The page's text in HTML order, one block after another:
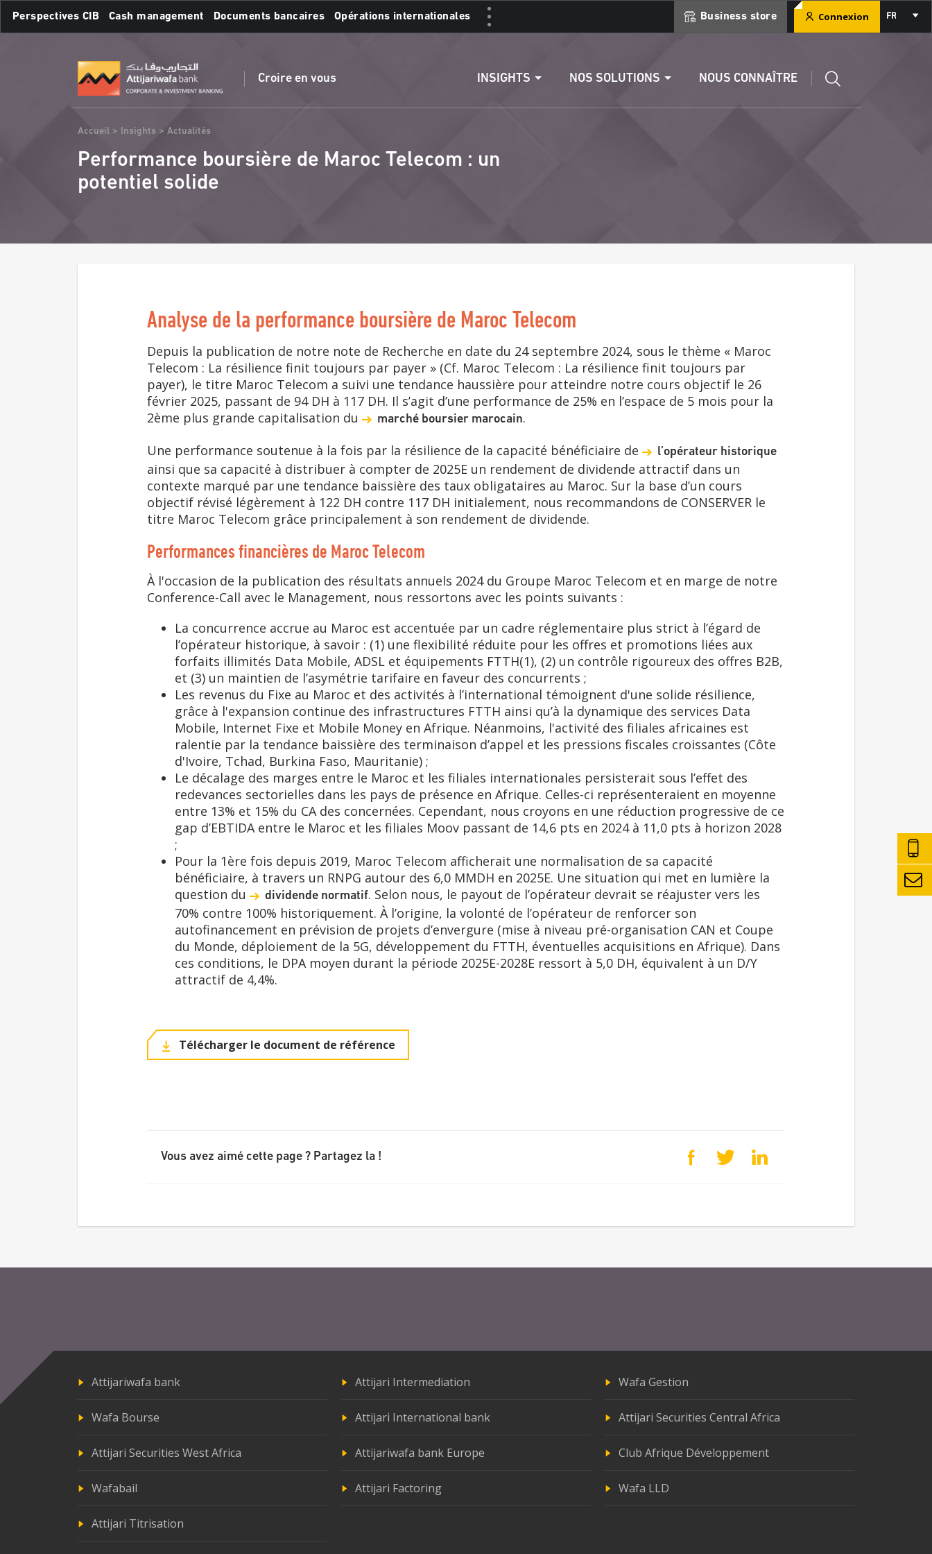
contenu
Perspectives CIB Cash management Documents bancaires Opérations internationales Business store Connexion
Select
FR
Croire en vous INSIGHTS NOS SOLUTIONS NOUS CONNAÎTRE
Fil
d'Ariane
Accueil Insights Actualités
Performance boursière de Maroc Telecom : un
potentiel solide
Analyse de la performance boursière de Maroc Telecom
Depuis la publication de notre note de Recherche en date du 24 septembre 2024, sous le thème « Maroc
Telecom : La résilience finit toujours par payer » (Cf. Maroc Telecom : La résilience finit toujours par
payer), le titre Maroc Telecom a suivi une tendance haussière pour atteindre notre cours objectif le 26
février 2025, passant de 94 DH à 117 DH. Il s’agit d’une performance de 25% en l’espace de 5 mois pour la
2ème plus grande capitalisation du
marché boursier marocain.
Une performance soutenue à la fois par la résilience de la capacité bénéficiaire de
l’opérateur historique
ainsi que sa capacité à distribuer à compter de 2025E un rendement de dividende attractif dans un
contexte marqué par une tendance baissière des taux obligataires au Maroc. Sur la base d’un cours
objectif révisé légèrement à 122 DH contre 117 DH initialement, nous recommandons de CONSERVER le
titre Maroc Telecom grâce principalement à son rendement de dividende.
Performances financières de Maroc Telecom
À l'occasion de la publication des résultats annuels 2024 du Groupe Maroc Telecom et en marge de notre
Conference-Call avec le Management, nous ressortons avec les points suivants :
La concurrence accrue au Maroc est accentuée par un cadre réglementaire plus strict à l’égard de
l’opérateur historique, à savoir : (1) une flexibilité réduite pour les offres et promotions liées aux
forfaits illimités Data Mobile, ADSL et équipements FTTH(1), (2) un contrôle rigoureux des offres B2B,
et (3) un maintien de l’asymétrie tarifaire en faveur des concurrents ;
Les revenus du Fixe au Maroc et des activités à l’international témoignent d'une solide résilience,
grâce à l'expansion continue des infrastructures FTTH ainsi qu’à la dynamique des services Data
Mobile, Internet Fixe et Mobile Money en Afrique. Néanmoins, l'activité des filiales africaines est
ralentie par la tendance baissière des terminaison d’appel et les pressions fiscales croissantes (Côte
d'Ivoire, Tchad, Burkina Faso, Mauritanie) ;
Le décalage des marges entre le Maroc et les filiales internationales persisterait sous l’effet des
redevances sectorielles dans les pays de présence en Afrique. Celles-ci représenteraient en moyenne
entre 13% et 15% du CA des concernées. Cependant, nous croyons en une réduction progressive de ce
gap d’EBTIDA entre le Maroc et les filiales Moov passant de 14,6 pts en 2024 à 11,0 pts à horizon 2028
;
Pour la 1ère fois depuis 2019, Maroc Telecom afficherait une normalisation de sa capacité
bénéficiaire, à travers un RNPG autour des 6,0 MMDH en 2025E. Une situation qui met en lumière la
question du
dividende normatif. Selon nous, le payout de l’opérateur devrait se réajuster vers les
70% contre 100% historiquement. À l’origine, la volonté de l’opérateur de renforcer son
autofinancement en prévision de projets d’envergure (mise à niveau pré-organisation CAN et Coupe
du Monde, déploiement de la 5G, développement du FTTH, éventuelles acquisitions en Afrique). Dans
ces conditions, le DPA moyen durant la période 2025E-2028E ressort à 5,0 DH, équivalent à un D/Y
attractif de 4,4%.
Télécharger le document de référence
Vous avez aimé cette page ? Partagez la !
Attijariwafa bank Attijari Intermediation Wafa Gestion
Wafa Bourse Attijari International bank Attijari Securities Central Africa
Attijari Securities West Africa Attijariwafa bank Europe Club Afrique Développement
Wafabail Attijari Factoring Wafa LLD
Attijari Titrisation